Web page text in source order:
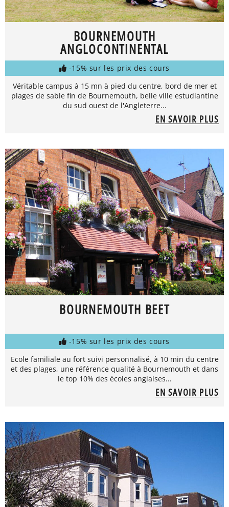
BOURNEMOUTH
ANGLOCONTINENTAL
-15% sur les prix des cours
Véritable campus à 15 mn à pied du centre, bord de mer et
plages de sable fin de Bournemouth, belle ville estudiantine
du sud ouest de l'Angleterre...
EN SAVOIR PLUS
BOURNEMOUTH BEET
-15% sur les prix des cours
Ecole familiale au fort suivi personnalisé, à 10 min du centre
et des plages, une référence qualité à Bournemouth et dans
le top 10% des écoles anglaises...
EN SAVOIR PLUS